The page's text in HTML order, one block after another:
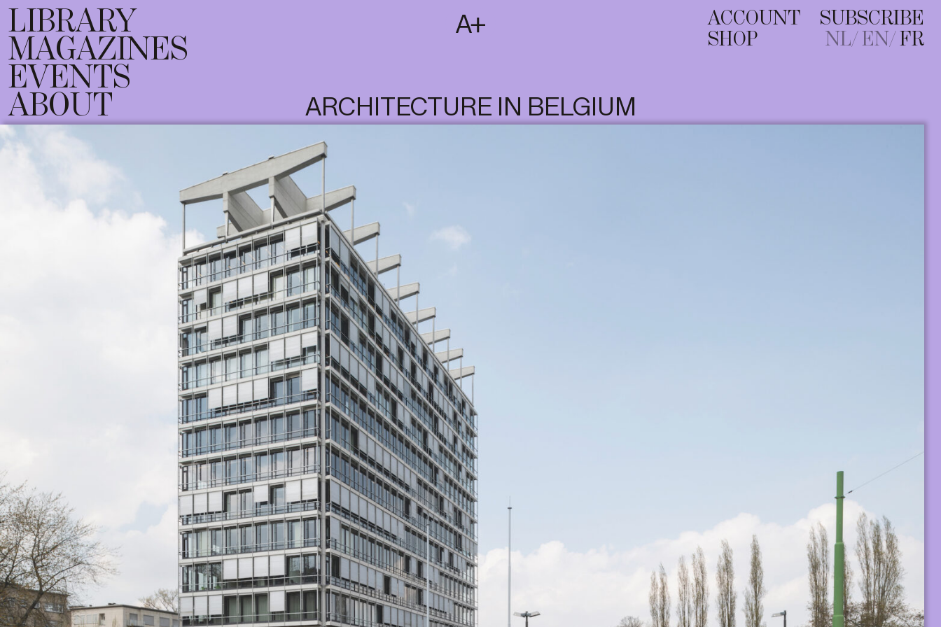
T
FR
LIBRARY
MAGAZINES
EVENTS
ABOUT
ACCOUNT
SHOP
SUBSCRIBE
NL EN FR
ARCHITECTURE IN BELGIUM